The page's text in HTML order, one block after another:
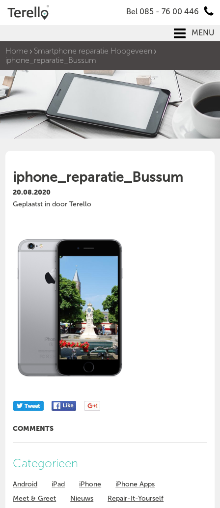
Bel 085 - 76 00 446
MENU
Home
Smartphone reparatie Hoogeveen
iphone_reparatie_Bussum
iphone_reparatie_Bussum
20.08.2020
Geplaatst in door Terello
COMMENTS
Categorieen
Android iPad iPhone
iPhone Apps
Meet & Greet
Nieuws
Repair-It-Yourself